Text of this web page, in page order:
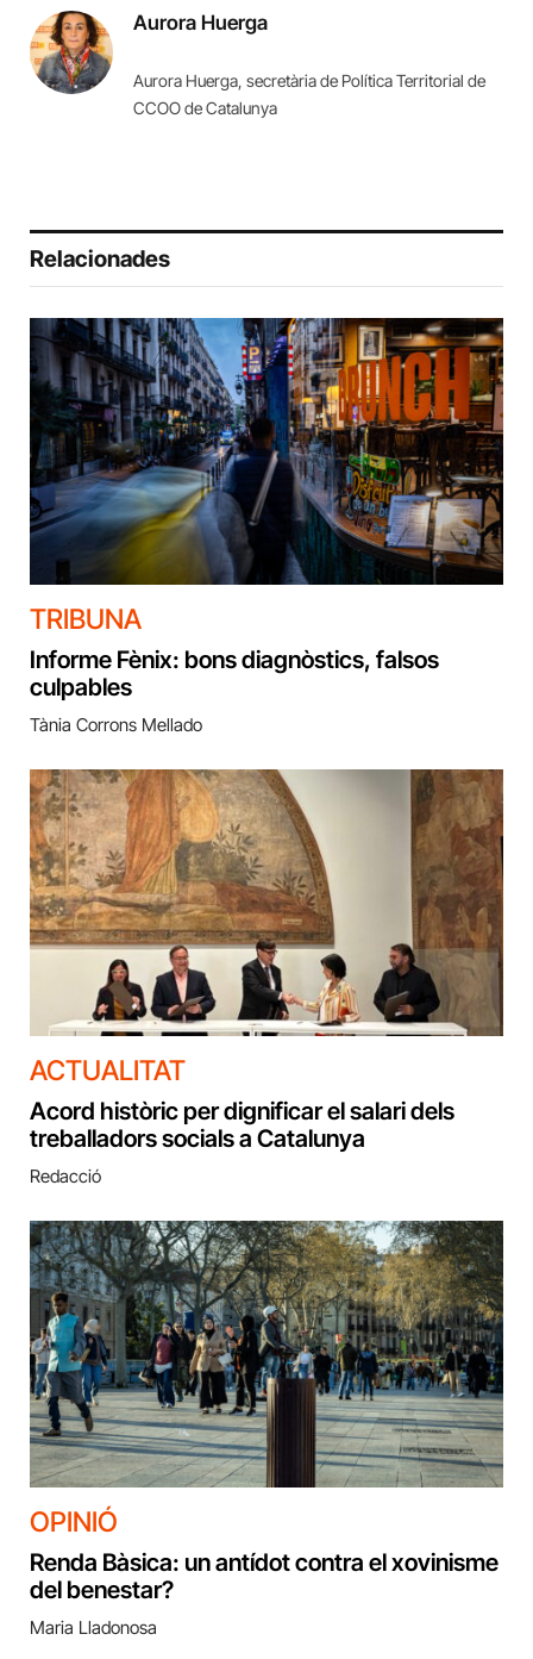
Aurora Huerga
Aurora Huerga, secretària de Política Territorial de
CCOO de Catalunya
Relacionades
TRIBUNA
Informe Fènix: bons diagnòstics, falsos
culpables
Tània Corrons Mellado
ACTUALITAT
Acord històric per dignificar el salari dels
treballadors socials a Catalunya
Redacció
OPINIÓ
Renda Bàsica: un antídot contra el xovinisme
del benestar?
Maria Lladonosa